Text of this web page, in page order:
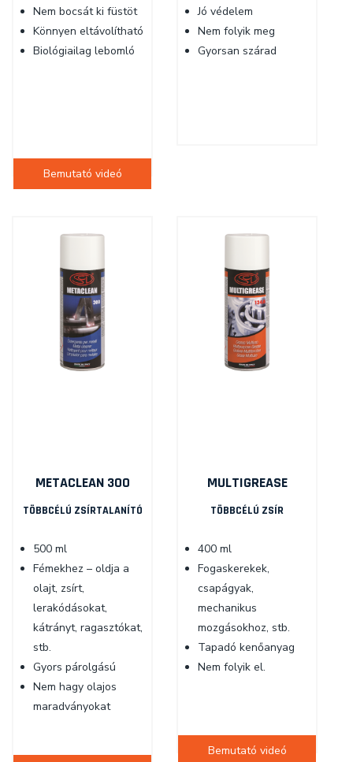
Nem bocsát ki füstöt
Könnyen eltávolítható
Biológiailag lebomló
Bemutató videó
Jó védelem
Nem folyik meg
Gyorsan szárad
METACLEAN 300
TÖBBCÉLÚ ZSÍRTALANÍTÓ
500 ml
Fémekhez – oldja a
olajt, zsírt,
lerakódásokat,
kátrányt, ragasztókat,
stb.
Gyors párolgású
Nem hagy olajos
maradványokat
MULTIGREASE
TÖBBCÉLÚ ZSÍR
400 ml
Fogaskerekek,
csapágyak,
mechanikus
mozgásokhoz, stb.
Tapadó kenőanyag
Nem folyik el.
Bemutató videó